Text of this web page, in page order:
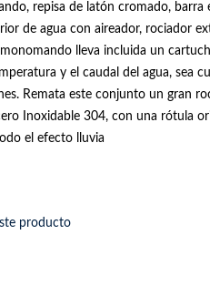
repisa de latón cromado, barra
de agua con aireador, rociador
lleva incluida un
y el caudal del agua, sea
Remata este conjunto un gran
Inoxidable 304, con una rótula
el efecto lluvia
producto